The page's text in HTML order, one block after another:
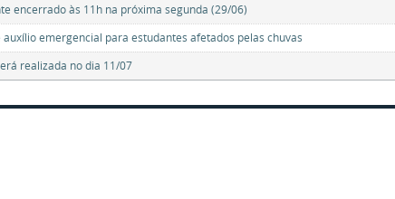
encerrado às 11h na próxima segunda (29/06)
auxílio emergencial para estudantes afetados pelas chuvas
realizada no dia 11/07